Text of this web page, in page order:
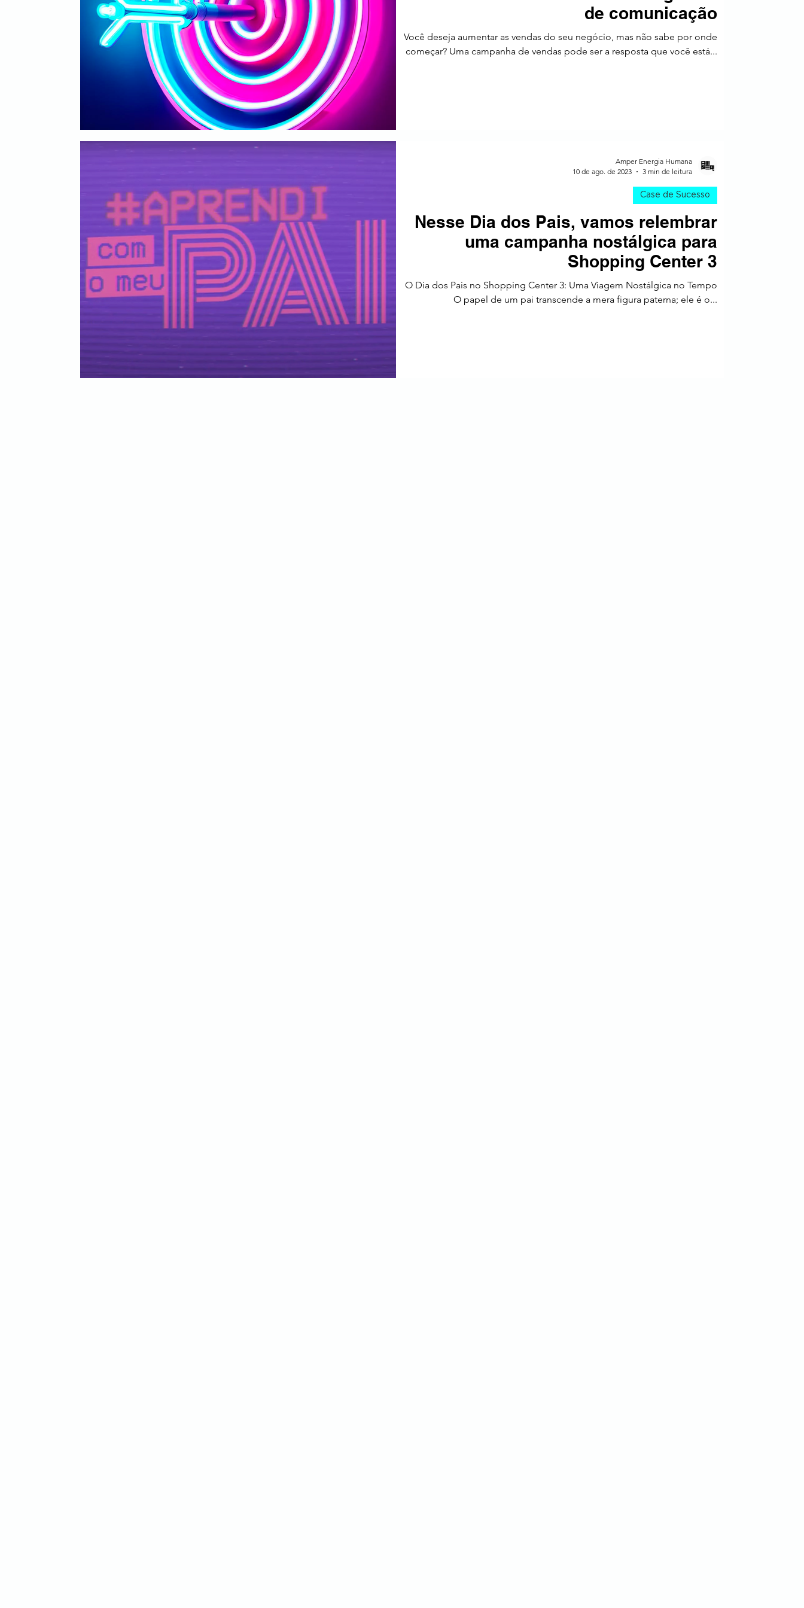
de comunicação
Você deseja aumentar as vendas do seu negócio, mas não sabe por onde
começar? Uma campanha de vendas pode ser a resposta que você está...
Nesse Dia dos Pais, vamos relembrar
uma campanha nostálgica para
Shopping Center 3
O Dia dos Pais no Shopping Center 3: Uma Viagem Nostálgica no Tempo
O papel de um pai transcende a mera figura paterna; ele é o...
Case de Sucesso
Amper Energia Humana
10 de ago. de 2023
3 min de leitura